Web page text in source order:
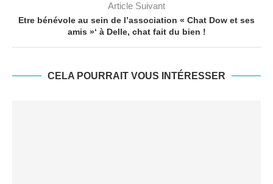
Article Suivant
Etre bénévole au sein de l’association « Chat Dow et ses
amis »‘ à Delle, chat fait du bien !
CELA POURRAIT VOUS INTÉRESSER